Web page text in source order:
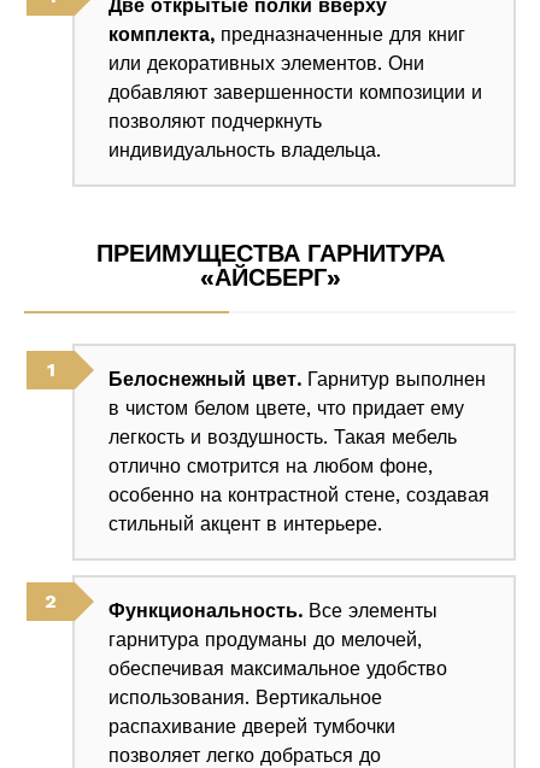
Две открытые полки вверху
комплекта, предназначенные для книг
или декоративных элементов. Они
добавляют завершенности композиции и
позволяют подчеркнуть
индивидуальность владельца.
ПРЕИМУЩЕСТВА ГАРНИТУРА
«АЙСБЕРГ»
Белоснежный цвет. Гарнитур выполнен
в чистом белом цвете, что придает ему
легкость и воздушность. Такая мебель
отлично смотрится на любом фоне,
особенно на контрастной стене, создавая
стильный акцент в интерьере.
Функциональность. Все элементы
гарнитура продуманы до мелочей,
обеспечивая максимальное удобство
использования. Вертикальное
распахивание дверей тумбочки
позволяет легко добраться до